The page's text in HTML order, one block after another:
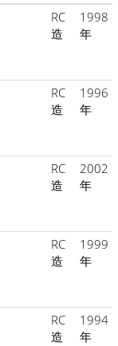
RC
造
1998
年
RC
造
1996
年
RC
造
2002
年
RC
造
1999
年
RC
造
1994
年